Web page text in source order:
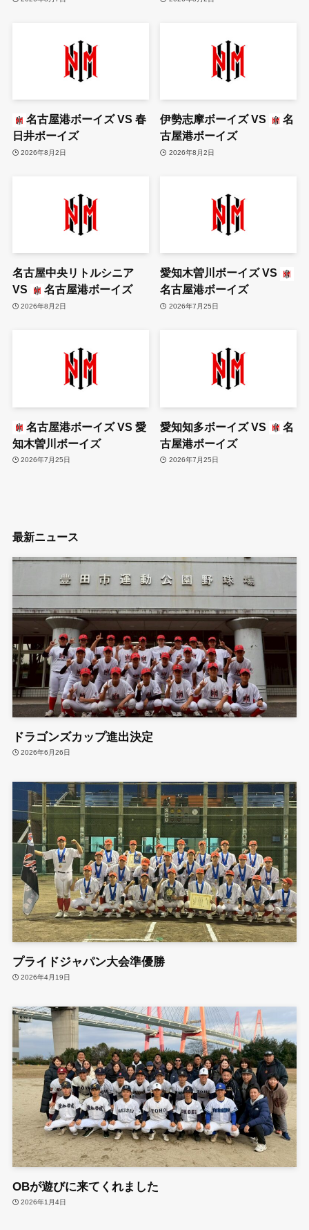
名古屋港ボーイズVS 春
日井ボーイズ
2026年8月2日
伊勢志摩ボーイズVS
名
古屋港ボーイズ
2026年8月2日
名古屋中央リトルシニア
VS
名古屋港ボーイズ
2026年8月2日
愛知木曽川ボーイズVS
名古屋港ボーイズ
2026年7月25日
名古屋港ボーイズVS 愛
知木曽川ボーイズ
2026年7月25日
愛知知多ボーイズVS
名
古屋港ボーイズ
2026年7月25日
最新ニュース
ドラゴンズカップ進出決定
2026年6月26日
プライドジャパン大会準優勝
2026年4月19日
OBが遊びに来てくれました
2026年1月4日